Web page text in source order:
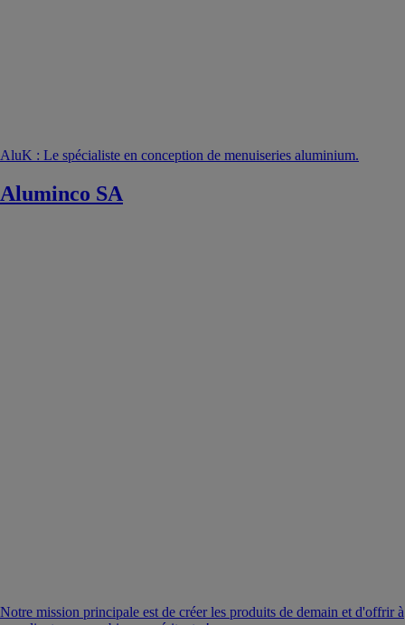
AluK : Le spécialiste en conception de menuiseries aluminium.
Aluminco SA
Notre mission principale est de créer les produits de demain et d'offrir à